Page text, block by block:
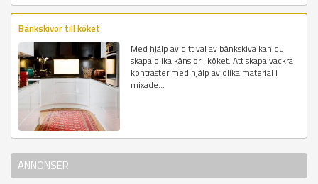
Bänkskivor till köket
Med hjälp av ditt val av bänkskiva kan du
skapa olika känslor i köket. Att skapa vackra
kontraster med hjälp av olika material i
mixade...
ANNONSER